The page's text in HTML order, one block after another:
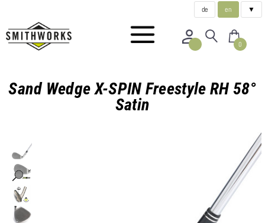
de en ▼
0
Sand Wedge X-SPIN Freestyle RH 58°
Satin